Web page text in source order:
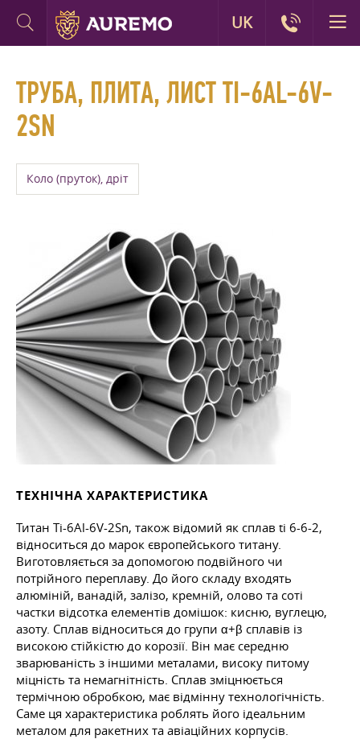
ТРУБА, ПЛИТА, ЛИСТ TI-6AL-6V-
2SN
Коло (пруток), дріт
ТЕХНІЧНА ХАРАКТЕРИСТИКА
Титан Ti-6Al-6V-2Sn, також відомий як сплав ti 6-6-2,
відноситься до марок європейського титану.
Виготовляється за допомогою подвійного чи
потрійного переплаву. До його складу входять
алюміній, ванадій, залізо, кремній, олово та соті
частки відсотка елементів домішок: кисню, вуглецю,
азоту. Сплав відноситься до групи α+β сплавів із
високою стійкістю до корозії. Він має середню
зварюваність з іншими металами, високу питому
міцність та немагнітність. Сплав зміцнюється
термічною обробкою, має відмінну технологічність.
Саме ця характеристика роблять його ідеальним
металом для ракетних та авіаційних корпусів.
UK